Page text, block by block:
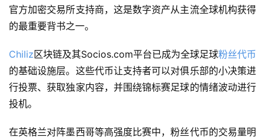
官方加密交易所支持商，这是数字资产从主流全球机构获得
的最重要背书之一。
Chiliz区块链及其Socios.com平台已成为全球足球粉丝代币
的基础设施层。这些代币让支持者可以对俱乐部的小决策进
行投票、获取独家内容，并围绕锦标赛足球的情绪波动进行
投机。
在英格兰对阵墨西哥等高强度比赛中，粉丝代币的交易量明